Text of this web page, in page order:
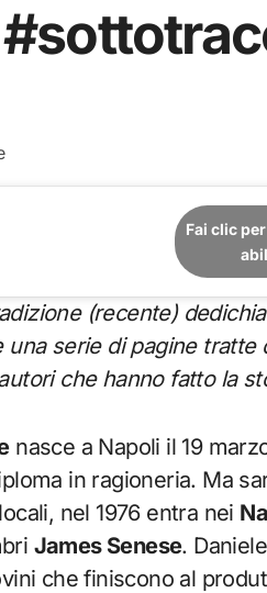
Fai clic
una serie di pagine tratte
che hanno fatto la
nasce a Napoli il 19
in ragioneria. Ma
nel 1976 entra nei
James Senese.
che finiscono al